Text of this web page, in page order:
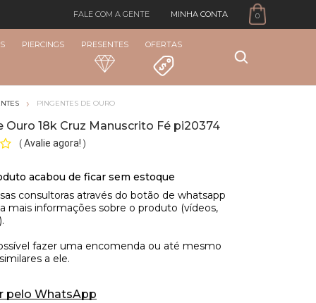
FALE COM A GENTE MINHA CONTA 0
PIERCINGS PRESENTES OFERTAS
PINGENTES DE OURO
Ouro 18k Cruz Manuscrito Fé pi20374
( Avalie agora! )
pelo WhatsApp